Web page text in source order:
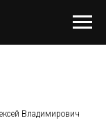
Владимирович